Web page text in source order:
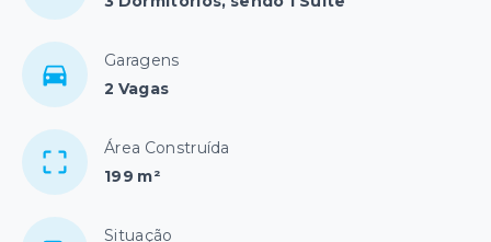
Garagens
2 Vagas
Área Construída
199 m²
Situação